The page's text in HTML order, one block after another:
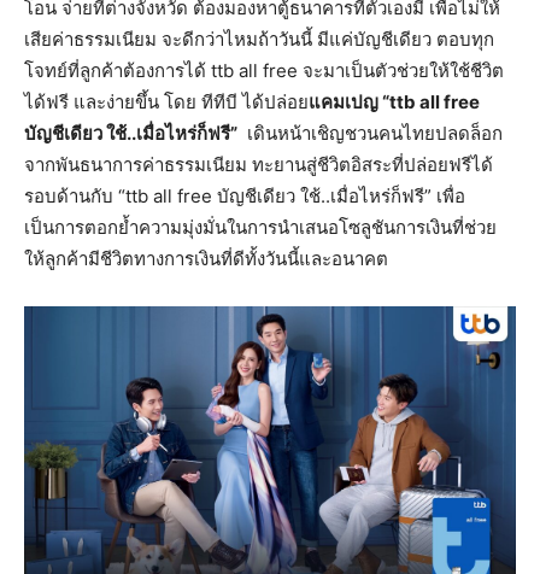
โอน จ่ายที่ต่างจังหวัด ต้องมองหาตู้ธนาคารที่ตัวเองมี เพื่อไม่ให้
เสียค่าธรรมเนียม จะดีกว่าไหมถ้าวันนี้ มีแค่บัญชีเดียว ตอบทุก
โจทย์ที่ลูกค้าต้องการได้ ttb all free จะมาเป็นตัวช่วยให้ใช้ชีวิต
ได้ฟรี และง่ายขึ้น โดย ทีทีบี ได้ปล่อยแคมเปญ “ttb all free
บัญชีเดียวใช้..เมื่อไหร่ก็ฟรี” เดินหน้าเชิญชวนคนไทยปลดล็อก
จากพันธนาการค่าธรรมเนียม ทะยานสู่ชีวิตอิสระที่ปล่อยฟรีได้
รอบด้านกับ “ttb all free บัญชีเดียว ใช้..เมื่อไหร่ก็ฟรี” เพื่อ
เป็นการตอกย้ำความมุ่งมั่นในการนำเสนอโซลูชันการเงินที่ช่วย
ให้ลูกค้ามีชีวิตทางการเงินที่ดีทั้งวันนี้และอนาคต